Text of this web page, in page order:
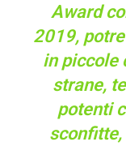
Award
2019,
in piccole
strane,
potenti
sconfitte,